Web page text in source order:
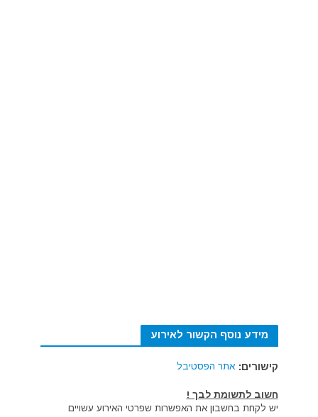
מידע נוסף הקשור לאירוע
קישורים: אתר הפסטיבל
חשוב לתשומת לבך !
יש לקחת בחשבון את האפשרות שפרטי האירוע עשויים